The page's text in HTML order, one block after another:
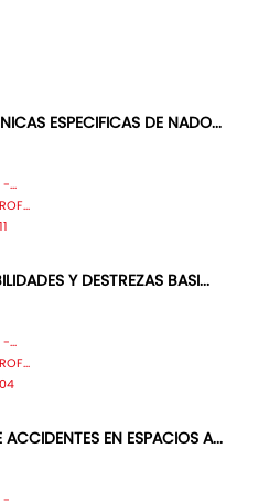
ESPECIFICAS DE NADO...
-...
Y DESTREZAS BASI...
-...
ACCIDENTES EN ESPACIOS A...